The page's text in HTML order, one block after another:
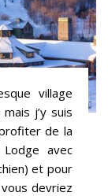
village
j’y suis
de la
avec
et pour
devriez